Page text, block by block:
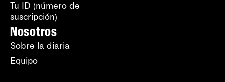
Tu ID (número de
suscripción)
Nosotros
Sobre la diaria
Equipo